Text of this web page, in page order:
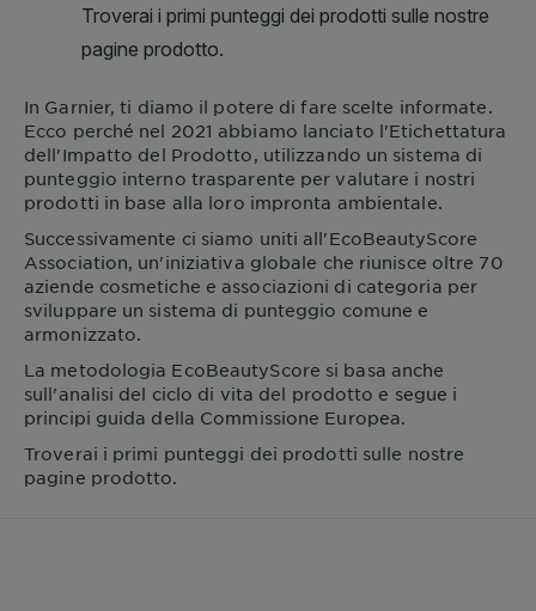
In Garnier, ti diamo il potere di fare scelte informate.
Ecco perché nel 2021 abbiamo lanciato l'Etichettatura
dell'Impatto del Prodotto, utilizzando un sistema di
punteggio interno trasparente per valutare i nostri
prodotti in base alla loro impronta ambientale.
Successivamente ci siamo uniti all'EcoBeautyScore
Association, un'iniziativa globale che riunisce oltre 70
aziende cosmetiche e associazioni di categoria per
sviluppare un sistema di punteggio comune e
armonizzato.
La metodologia EcoBeautyScore si basa anche
sull'analisi del ciclo di vita del prodotto e segue i
principi guida della Commissione Europea.
Troverai i primi punteggi dei prodotti sulle nostre
pagine prodotto.